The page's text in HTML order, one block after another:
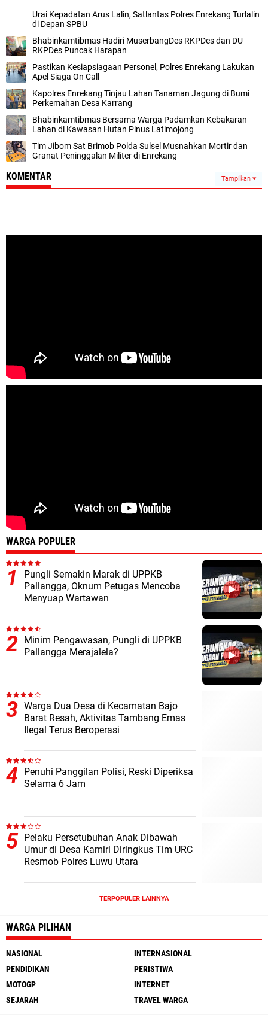
Urai Kepadatan Arus Lalin, Satlantas Polres Enrekang Turlalin
di Depan SPBU
Bhabinkamtibmas Hadiri MuserbangDes RKPDes dan DU
RKPDes Puncak Harapan
Pastikan Kesiapsiagaan Personel, Polres Enrekang Lakukan
Apel Siaga On Call
Kapolres Enrekang Tinjau Lahan Tanaman Jagung di Bumi
Perkemahan Desa Karrang
Bhabinkamtibmas Bersama Warga Padamkan Kebakaran
Lahan di Kawasan Hutan Pinus Latimojong
Tim Jibom Sat Brimob Polda Sulsel Musnahkan Mortir dan
Granat Peninggalan Militer di Enrekang
KOMENTAR Tampilkan
WARGA POPULER
Pungli Semakin Marak di UPPKB
Pallangga, Oknum Petugas Mencoba
Menyuap Wartawan
Minim Pengawasan, Pungli di UPPKB
Pallangga Merajalela?
Warga Dua Desa di Kecamatan Bajo
Barat Resah, Aktivitas Tambang Emas
Ilegal Terus Beroperasi
Penuhi Panggilan Polisi, Reski Diperiksa
Selama 6 Jam
Pelaku Persetubuhan Anak Dibawah
Umur di Desa Kamiri Diringkus Tim URC
Resmob Polres Luwu Utara
TERPOPULER LAINNYA
WARGA PILIHAN
NASIONAL
INTERNASIONAL
PENDIDIKAN
PERISTIWA
MOTOGP
INTERNET
SEJARAH
TRAVEL WARGA